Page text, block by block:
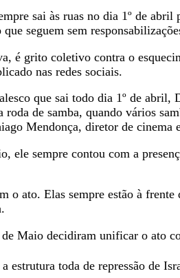
sai às ruas no dia 1º de
seguem sem
é grito coletivo contra o
nas redes sociais.
que sai todo dia 1º de
de samba, quando vários
Mendonça, diretor de cinema
ele sempre contou com a
o ato. Elas sempre estão à
Maio decidiram unificar o ato
estrutura toda de repressão de